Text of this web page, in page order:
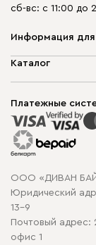
сб-вс: с 11:00 до
Информация для
О компании
Способы оплаты
Рассрочка и
Гарантия
Карта сайта
Политика
Политика в
Каталог
Корпусная
Распродажа
Платежные
ООО «ДИВАН
Юридический
13-9
Почтовый адрес:
офис 1